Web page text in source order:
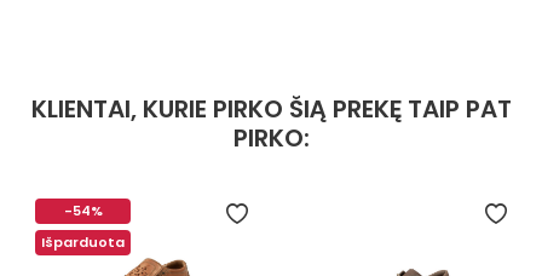
KLIENTAI, KURIE PIRKO ŠIĄ PREKĘ TAIP PAT
PIRKO:
-54%
Išparduota